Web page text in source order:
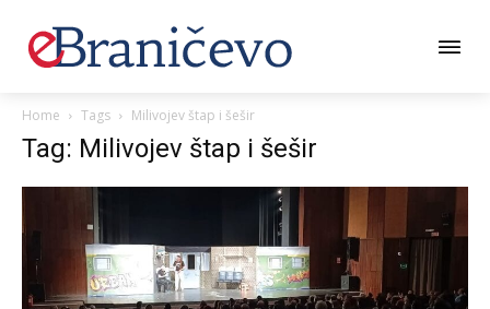
Home Tags Milivojev štap i šešir
Tag: Milivojev štap i šešir